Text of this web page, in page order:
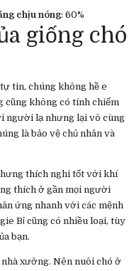
chịu nóng: 60%
giống chó
tin, chúng không hề e
cũng không có tính chiếm
người lạ nhưng lại vô cùng
là bảo vệ chủ nhân và
thích nghi tốt với khí
thích ở gần mọi người
ứng nhanh với các mệnh
Bỉ cũng có nhiều loại, tùy
bạn.
xưởng. Nên nuôi chó ở